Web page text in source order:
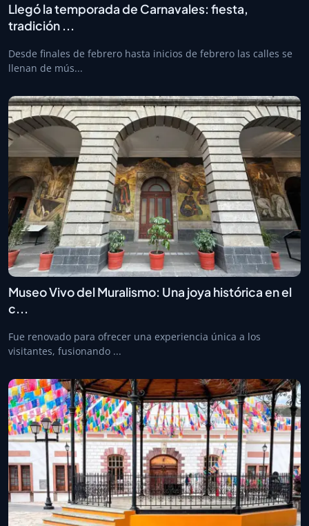
Llegó la temporada de Carnavales: fiesta,
tradición ...
Desde finales de febrero hasta inicios de febrero las calles se
llenan de mús...
Museo Vivo del Muralismo: Una joya histórica en el
c...
Fue renovado para ofrecer una experiencia única a los
visitantes, fusionando ...